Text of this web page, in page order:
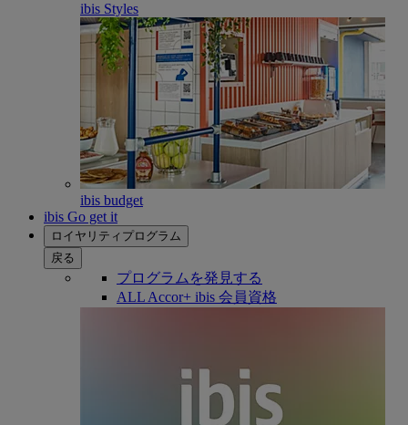
ibis Styles
ibis budget
ibis Go get it
ロイヤリティプログラム
戻る
プログラムを発見する
ALL Accor+ ibis 会員資格